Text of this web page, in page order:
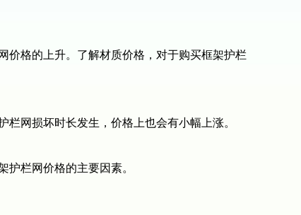
格的上升。了解材质价格，对于购买框架护栏
网损坏时长发生，价格上也会有小幅上涨。
栏网价格的主要因素。